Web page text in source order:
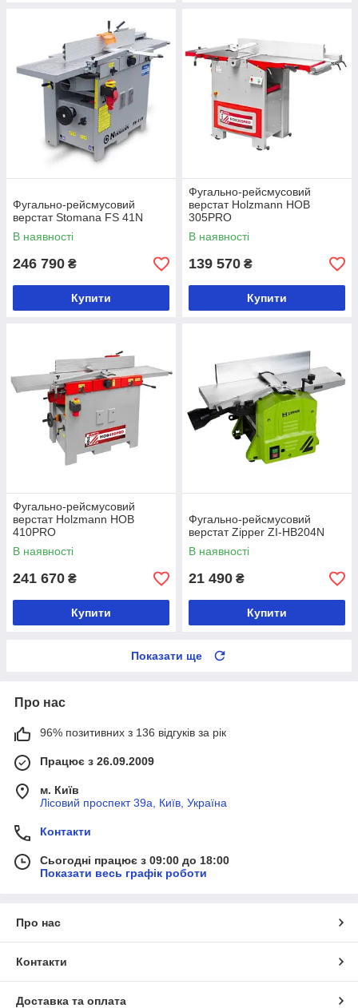
Фугально-рейсмусовий
верстат Stomana FS 41N
В наявності
246 790 ₴
Купити
Фугально-рейсмусовий
верстат Holzmann HOB
305PRO
В наявності
139 570 ₴
Купити
Фугально-рейсмусовий
верстат Holzmann HOB
410PRO
В наявності
241 670 ₴
Купити
Фугально-рейсмусовий
верстат Zipper ZI-HB204N
В наявності
21 490 ₴
Купити
Показати ще
Про нас
96% позитивних з 136 відгуків за рік
Працює з 26.09.2009
м. Київ
Лісовий проспект 39а, Київ, Україна
Контакти
Сьогодні працює з 09:00 до 18:00
Показати весь графік роботи
Про нас
Контакти
Доставка та оплата